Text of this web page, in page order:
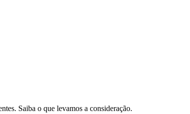
Saiba o que levamos a consideração.